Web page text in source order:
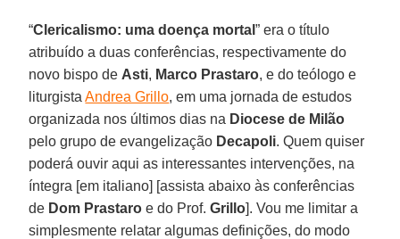
“Clericalismo: uma doença mortal” era o título
atribuído a duas conferências, respectivamente do
novo bispo de Asti, Marco Prastaro, e do teólogo e
liturgistaAndrea Grillo, em uma jornada de estudos
organizada nos últimos dias na Diocese de Milão
pelo grupo de evangelização Decapoli. Quem quiser
poderá ouvir aqui as interessantes intervenções, na
íntegra [em italiano] [assista abaixo às conferências
de Dom Prastaro e do Prof.Grillo]. Vou me limitar a
simplesmente relatar algumas definições, do modo